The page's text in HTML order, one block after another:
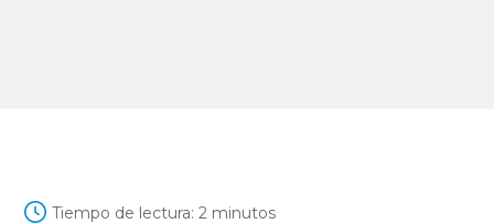
Tiempo de lectura: 2 minutos